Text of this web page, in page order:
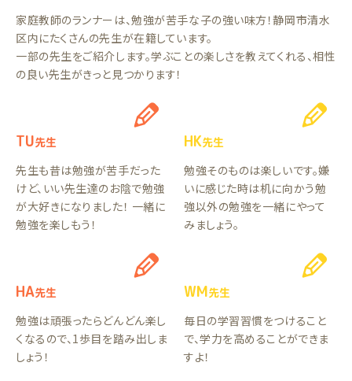
家庭教師のランナーは、勉強が苦手な子の強い味方！静岡市清水
区内にたくさんの先生が在籍しています。
一部の先生をご紹介します。学ぶことの楽しさを教えてくれる、相性
の良い先生がきっと見つかります！
TU先生
先生も昔は勉強が苦手だった
けど、いい先生達のお陰で勉強
が大好きになりました！ 一緒に
勉強を楽しもう！
HK先生
勉強そのものは楽しいです。嫌
いに感じた時は机に向かう勉
強以外の勉強を一緒にやって
みましょう。
HA先生
勉強は頑張ったらどんどん楽し
くなるので、1歩目を踏み出しま
しょう！
WM先生
毎日の学習習慣をつけること
で、学力を高めることができま
すよ！